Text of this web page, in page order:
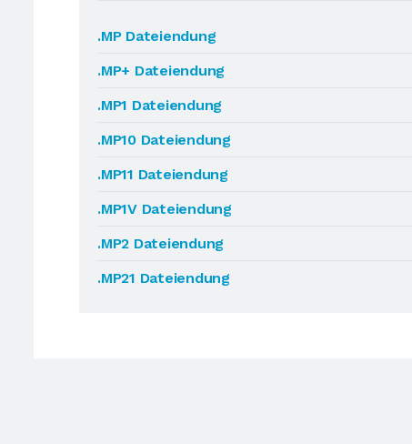
.MP Dateiendung
.MP+ Dateiendung
.MP1 Dateiendung
.MP10 Dateiendung
.MP11 Dateiendung
.MP1V Dateiendung
.MP2 Dateiendung
.MP21 Dateiendung